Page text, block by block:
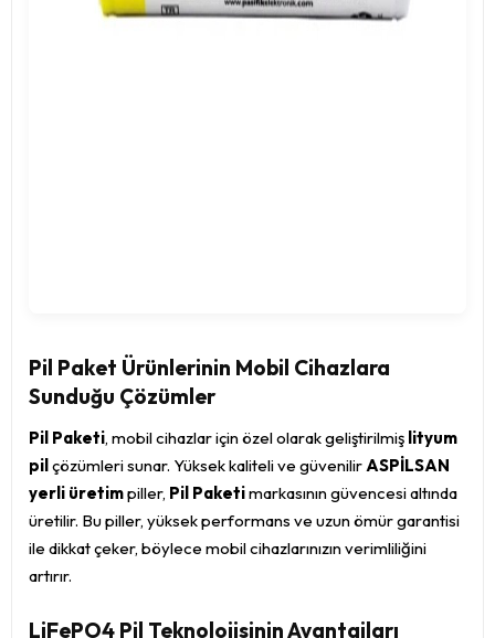
Pil Paket Ürünlerinin Mobil Cihazlara
Sunduğu Çözümler
Pil Paketi, mobil cihazlar için özel olarak geliştirilmiş lityum
pilçözümleri sunar. Yüksek kaliteli ve güvenilirASPİLSAN
yerli üretimpiller, Pil Paketimarkasının güvencesi altında
üretilir. Bu piller, yüksek performans ve uzun ömür garantisi
ile dikkat çeker, böylece mobil cihazlarınızın verimliliğini
artırır.
LiFePO4 Pil Teknolojisinin Avantajları